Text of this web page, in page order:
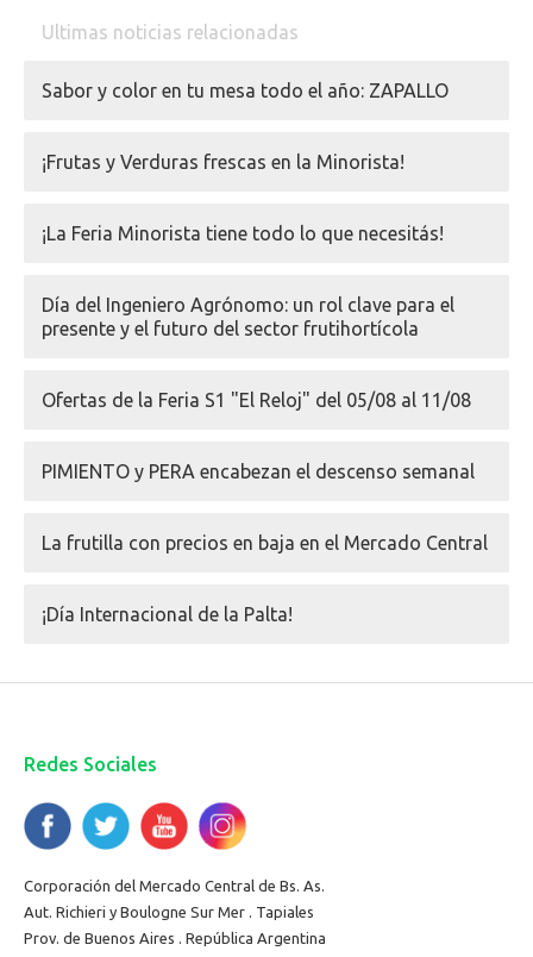
Ultimas noticias relacionadas
Sabor y color en tu mesa todo el año: ZAPALLO
¡Frutas y Verduras frescas en la Minorista!
¡La Feria Minorista tiene todo lo que necesitás!
Día del Ingeniero Agrónomo: un rol clave para el
presente y el futuro del sector frutihortícola
Ofertas de la Feria S1 "El Reloj" del 05/08 al 11/08
PIMIENTO y PERA encabezan el descenso semanal
La frutilla con precios en baja en el Mercado Central
¡Día Internacional de la Palta!
Redes Sociales
Corporación del Mercado Central de Bs. As.
Aut. Richieri y Boulogne Sur Mer . Tapiales
Prov. de Buenos Aires . República Argentina